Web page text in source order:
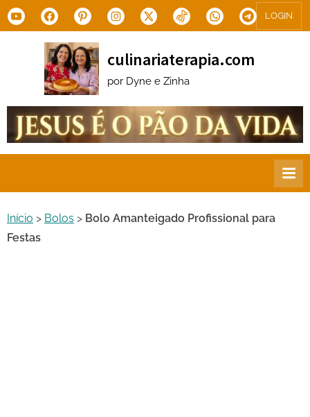
Skip
to
YoutubeFacebookPinterestInstagram
X.com Tiktok WhatsAppTelegram
LOGIN
culinariaterapia.com
por Dyne e Zinha
Início > Bolos > Bolo Amanteigado Profissional para
Festas